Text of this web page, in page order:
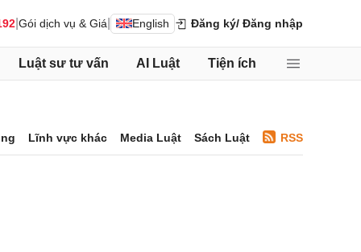
Gói dịch vụ & Giá English Đăng ký/ Đăng nhập
Luật sư tư vấn AI Luật Tiện ích
Lĩnh vực khác Media Luật Sách Luật RSS